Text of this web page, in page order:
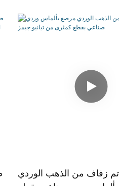
زفاف من الذهب الوردي